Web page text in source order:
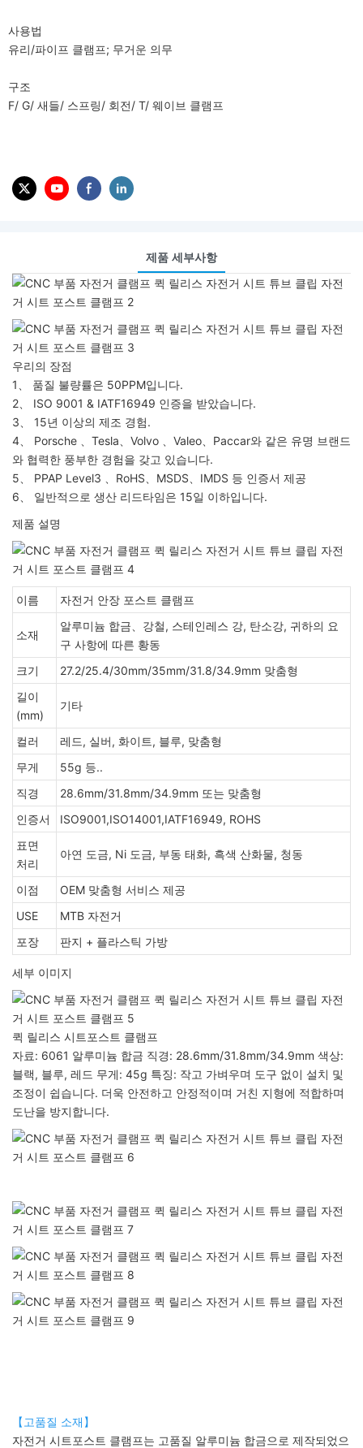
사용법
유리/파이프 클램프; 무거운 의무
구조
F/ G/ 새들/ 스프링/ 회전/ T/ 웨이브 클램프
제품 세부사항
우리의 장점
1、 품질 불량률은 50PPM입니다.
2、 ISO 9001 & IATF16949 인증을 받았습니다.
3、 15년 이상의 제조 경험.
4、 Porsche 、Tesla、Volvo 、Valeo、Paccar와 같은 유명 브랜드
와 협력한 풍부한 경험을 갖고 있습니다.
5、 PPAP Level3 、RoHS、MSDS、IMDS 등 인증서 제공
6、 일반적으로 생산 리드타임은 15일 이하입니다.
제품 설명
이름 자전거 안장 포스트 클램프
소재
알루미늄 합금、강철, 스테인레스 강, 탄소강, 귀하의 요
구 사항에 따른 황동
크기
27.2/25.4/30mm/35mm/31.8/34.9mm 맞춤형
길이
(mm)
기타
컬러
레드, 실버, 화이트, 블루, 맞춤형
무게
55g 등..
직경
28.6mm/31.8mm/34.9mm 또는 맞춤형
인증서
ISO9001,ISO14001,IATF16949, ROHS
표면
처리
아연 도금, Ni 도금, 부동 태화, 흑색 산화물, 청동
이점
OEM 맞춤형 서비스 제공
USE
MTB 자전거
포장
판지 + 플라스틱 가방
세부 이미지
퀵 릴리스 시트포스트 클램프
자료: 6061 알루미늄 합금 직경: 28.6mm/31.8mm/34.9mm 색상:
블랙, 블루, 레드 무게: 45g 특징: 작고 가벼우며 도구 없이 설치 및
조정이 쉽습니다. 더욱 안전하고 안정적이며 거친 지형에 적합하며
도난을 방지합니다.
【고품질 소재】
자전거 시트포스트 클램프는 고품질 알루미늄 합금으로 제작되었으